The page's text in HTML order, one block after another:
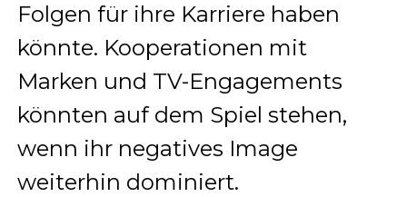
Folgen für ihre Karriere haben
könnte. Kooperationen mit
Marken und TV-Engagements
könnten auf dem Spiel stehen,
wenn ihr negatives Image
weiterhin dominiert.